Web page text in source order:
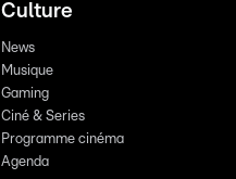
Culture
News
Musique
Gaming
Ciné & Series
Programme cinéma
Agenda